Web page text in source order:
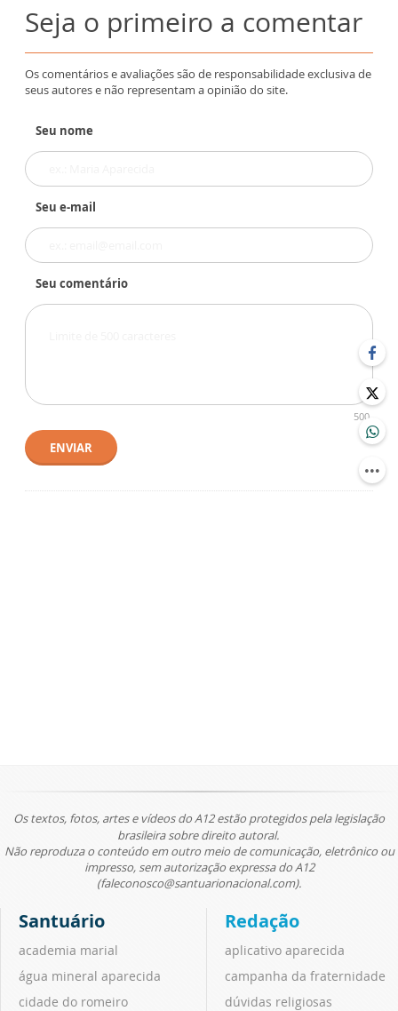
Seja o primeiro a comentar
Os comentários e avaliações são de responsabilidade exclusiva de
seus autores e não representam a opinião do site.
Seu nome
Seu e-mail
Seu comentário
500
ENVIAR
Os textos, fotos, artes e vídeos do A12 estão protegidos pela legislação
brasileira sobre direito autoral.
Não reproduza o conteúdo em outro meio de comunicação, eletrônico ou
impresso, sem autorização expressa do A12
(faleconosco@santuarionacional.com).
Santuário
academia marial
água mineral aparecida
cidade do romeiro
Redação
aplicativo aparecida
campanha da fraternidade
dúvidas religiosas